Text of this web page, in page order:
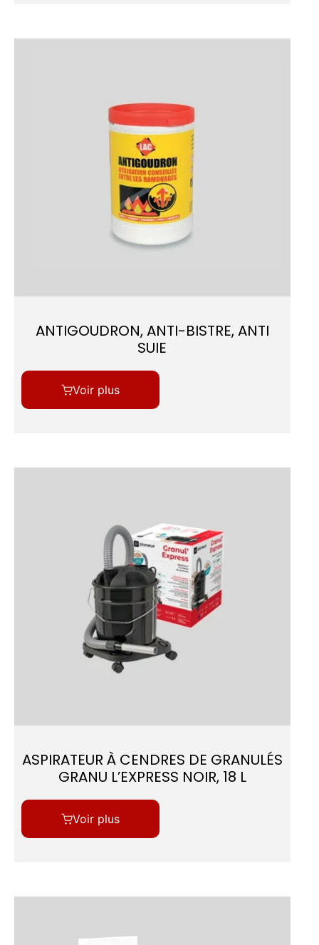
ANTIGOUDRON, ANTI-BISTRE, ANTI
SUIE
Voir plus
ASPIRATEUR À CENDRES DE GRANULÉS
GRANU L’EXPRESS NOIR, 18 L
Voir plus